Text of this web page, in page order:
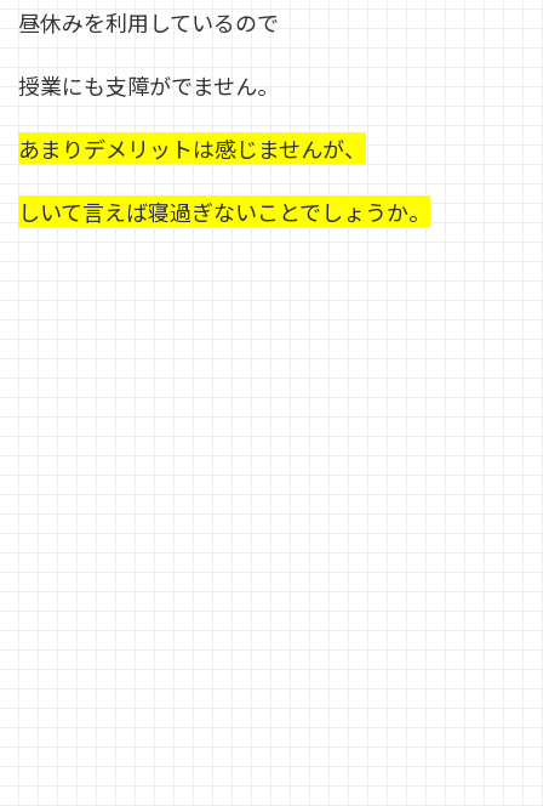
昼休みを利用しているので
授業にも支障がでません。
あまりデメリットは感じませんが、
しいて言えば寝過ぎないことでしょうか。